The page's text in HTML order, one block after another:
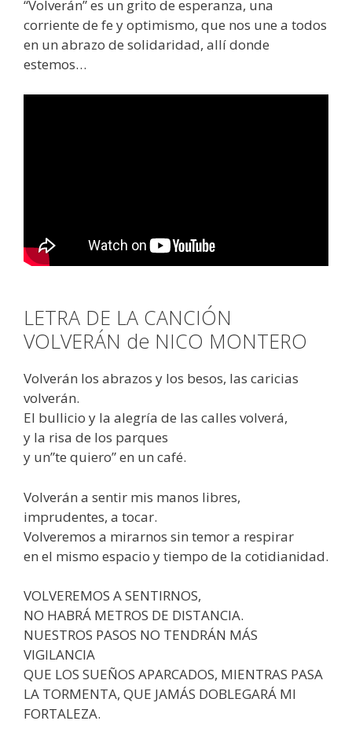
“Volverán” es un grito de esperanza, una
corriente de fe y optimismo, que nos une a todos
en un abrazo de solidaridad, allí donde
estemos…
LETRA DE LA CANCIÓN
VOLVERÁN de NICO MONTERO
Volverán los abrazos y los besos, las caricias
volverán.
El bullicio y la alegría de las calles volverá,
y la risa de los parques
y un”te quiero” en un café.
Volverán a sentir mis manos libres,
imprudentes, a tocar.
Volveremos a mirarnos sin temor a respirar
en el mismo espacio y tiempo de la cotidianidad.
VOLVEREMOS A SENTIRNOS,
NO HABRÁ METROS DE DISTANCIA.
NUESTROS PASOS NO TENDRÁN MÁS
VIGILANCIA
QUE LOS SUEÑOS APARCADOS, MIENTRAS PASA
LA TORMENTA, QUE JAMÁS DOBLEGARÁ MI
FORTALEZA.